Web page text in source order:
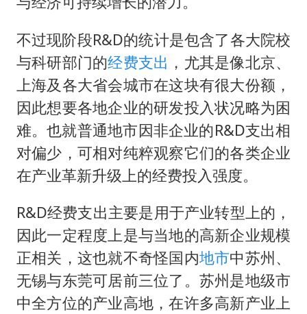
经销商证实雪佛兰已暂停在华新车销售
7月CPI同比上涨0.5% 经济内生增长动力持续增强
部分银行上调存款利率
货车高速制动失灵 交警护航化险为夷
白海豚突然大拐弯 走出罕见路线
下党之路
不过现阶段R&D的统计是包含了各大院校
与科研部门的经费支出 ，尤其是像北京、
上海及各大省会城市在这块有很大份额，
因此想要各地企业的研发投入状况略为困
难。也就普通地市因非企业的R&D支出相
对偏少，可相对纯粹观察它们的各类企业
在产业革新升级上的经费投入强度。
R&D经费支出主要是用于产业转型上的，
因此一定程度上是与当地的高新企业规模
正相关，这也就不奇怪国内地市中苏州、
无锡与东莞可居前三位了。苏州是地级市
中全方位的产业高地，在许多高新产业上